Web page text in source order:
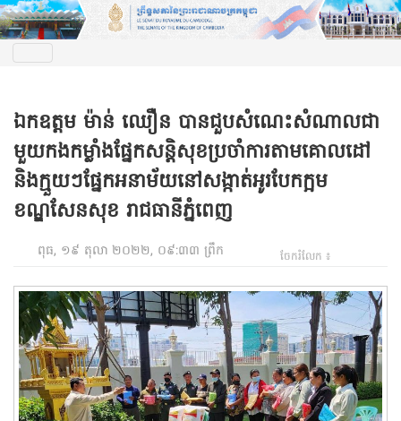
ឯកឧត្តម ម៉ាន់ ឈឿន បានជួបសំណេះសំណាលជា
មួយកងកម្លាំងផ្នែកសន្តិសុខប្រចាំការតាមគោលដៅ
និងក្មួយៗផ្នែកអនាម័យនៅសង្កាត់អូរបែកក្អម
ខណ្ឌសែនសុខ រាជធានីភ្នំពេញ
ពុធ, ១៩ តុលា ២០២២, ០៩:៣៣ ព្រឹក ចែករំលែក ៖